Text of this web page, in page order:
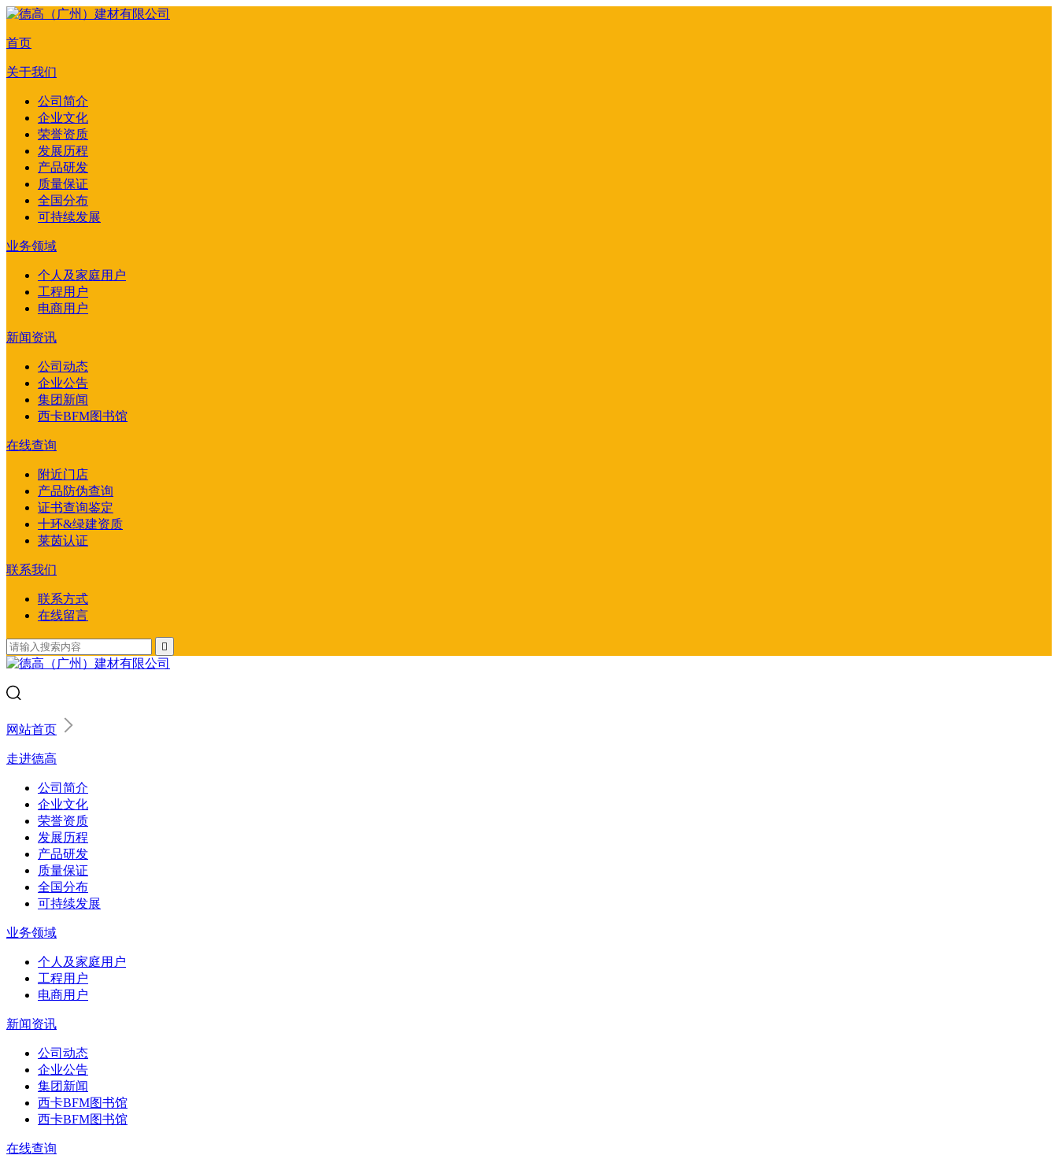
首页
关于我们
公司简介
企业文化
荣誉资质
发展历程
产品研发
质量保证
全国分布
可持续发展
业务领域
个人及家庭用户
工程用户
电商用户
新闻资讯
公司动态
企业公告
集团新闻
西卡BFM图书馆
在线查询
附近门店
产品防伪查询
证书查询鉴定
十环&绿建资质
莱茵认证
联系我们
联系方式
在线留言

网站首页
走进德高
公司简介
企业文化
荣誉资质
发展历程
产品研发
质量保证
全国分布
可持续发展
业务领域
个人及家庭用户
工程用户
电商用户
新闻资讯
公司动态
企业公告
集团新闻
西卡BFM图书馆
西卡BFM图书馆
在线查询